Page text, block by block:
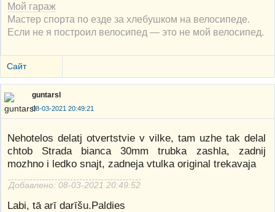
Мой гараж
Мастер спорта по езде за хлебушком на велосипеде.
Если не я построил велосипед — это не мой велосипед.
Сайт
guntarsl
08-03-2021 20:49:21
Nehotelos delatj otvertstvie v vilke, tam uzhe tak delal
chtob Strada bianca 30mm trubka zashla, zadnij
mozhno i ledko snajt, zadneja vtulka original trekavaja
Добавлено: 08-03-2021 20:49:52
Labi, tā arī darīšu.Paldies